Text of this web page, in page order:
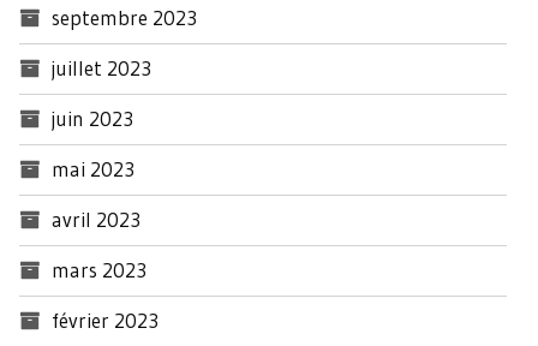
septembre 2023
juillet 2023
juin 2023
mai 2023
avril 2023
mars 2023
février 2023